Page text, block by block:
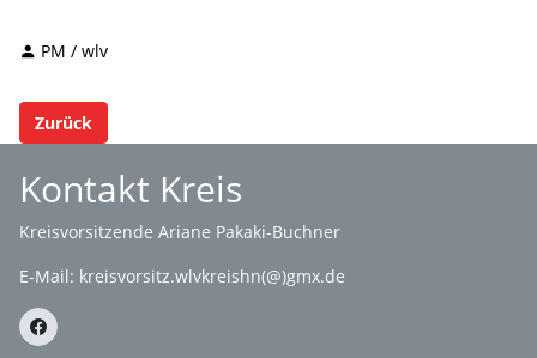
PM / wlv
Zurück
Kontakt Kreis
Kreisvorsitzende Ariane Pakaki-Buchner
E-Mail: kreisvorsitz.wlvkreishn(@)gmx.de